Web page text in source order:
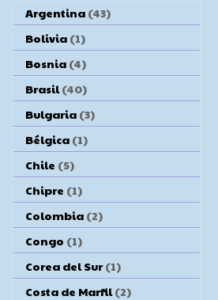
Argentina (43)
Bolivia (1)
Bosnia (4)
Brasil (40)
Bulgaria (3)
Bélgica (1)
Chile (5)
Chipre (1)
Colombia (2)
Congo (1)
Corea del Sur (1)
Costa de Marfil (2)